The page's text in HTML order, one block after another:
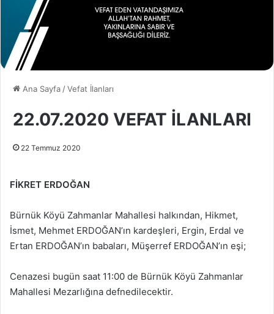
Ana Sayfa /Vefat İlanları
22.07.2020 VEFAT İLANLARI
22 Temmuz 2020
FİKRET ERDOĞAN
Bürnük Köyü Zahmanlar Mahallesi halkından, Hikmet,
İsmet, Mehmet ERDOĞAN’ın kardeşleri, Ergin, Erdal ve
Ertan ERDOĞAN’ın babaları, Müşerref ERDOĞAN’ın eşi;
Cenazesi bugün saat 11:00 de Bürnük Köyü Zahmanlar
Mahallesi Mezarlığına defnedilecektir.